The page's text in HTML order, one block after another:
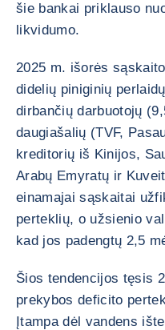
šie bankai priklauso
likvidumo.
2025 m. išorės
didelių piniginių
dirbančių darbuotojų
daugiašalių (TVF,
kreditorių iš Kinijos,
Arabų Emyratų ir
einamajai sąskaitai
perteklių, o užsienio
kad jos padengtų 2,5
Šios tendencijos tęsis
prekybos deficito
Įtampa dėl vandens